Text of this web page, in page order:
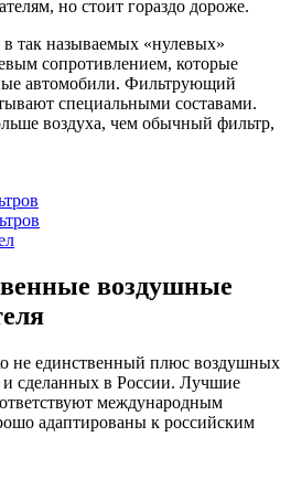
но стоит гораздо дороже.
в так называемых «нулевых»
сопротивлением, которые
автомобили. Фильтрующий
специальными составами.
воздуха, чем обычный фильтр,
воздушные
не единственный плюс воздушных
и сделанных в России. Лучшие
международным
адаптированы к российским